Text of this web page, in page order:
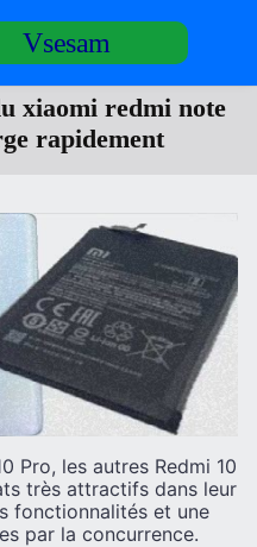
Vsesam
xiaomi redmi note
rapidement
Pro, les autres Redmi 10
très attractifs dans leur
fonctionnalités et une
par la concurrence.